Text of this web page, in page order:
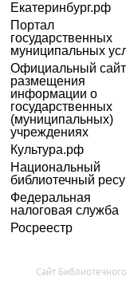
Екатеринбург.рф
Портал
государственных
муниципальных
Официальный
размещения
информации о
государственных
(муниципальных)
учреждениях
Культура.рф
Национальный
библиотечный
Федеральная
налоговая служба
Росреестр
Сайт